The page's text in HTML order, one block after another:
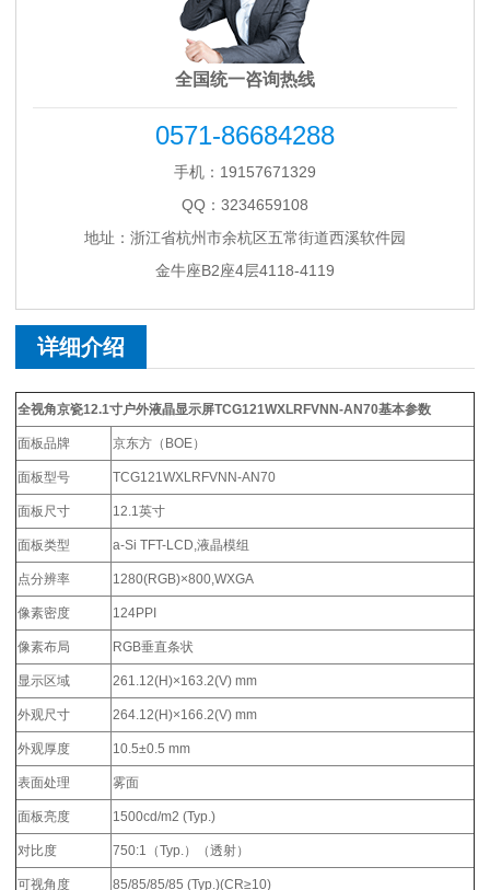
全国统一咨询热线
0571-86684288
手机：19157671329
QQ：3234659108
地址：浙江省杭州市余杭区五常街道西溪软件园
金牛座B2座4层4118-4119
详细介绍
全视角京瓷12.1寸户外液晶显示屏TCG121WXLRFVNN-AN70基本参数
面板品牌 京东方（BOE）
面板型号 TCG121WXLRFVNN-AN70
面板尺寸 12.1英寸
面板类型 a-Si TFT-LCD,液晶模组
点分辨率 1280(RGB)×800,WXGA
像素密度 124PPI
像素布局 RGB垂直条状
显示区域 261.12(H)×163.2(V) mm
外观尺寸 264.12(H)×166.2(V) mm
外观厚度 10.5±0.5 mm
表面处理 雾面
面板亮度 1500cd/m2 (Typ.)
对比度 750:1（Typ.）（透射）
可视角度 85/85/85/85 (Typ.)(CR≥10)